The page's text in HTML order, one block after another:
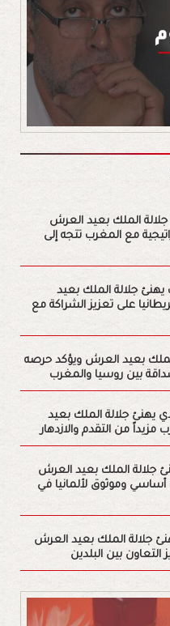
الملك بعيد العرش
مع المغرب تتجه إلى
يهنئ جلالة الملك بعيد
على تعزيز الشراكة مع
بعيد العرش ويؤكد حرصه
بين روسيا والمغرب
يهنئ جلالة الملك بعيد
من التقدم والازدهار
جلالة الملك بعيد العرش
وموثوق لألمانيا في
جلالة الملك بعيد العرش
بين البلدين